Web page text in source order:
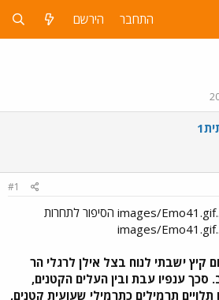
התחבר הירשם
#1
../images/Emo41.gif../images/Emo41.gif הסיפור לתחרות
קיץ ישבתי לנוח בצל אילן לרגלי הר
סכך ענפיו עבת ובין העלים הקטנים,
תלויים תרמילים כתרמילי שעועית קטנים,